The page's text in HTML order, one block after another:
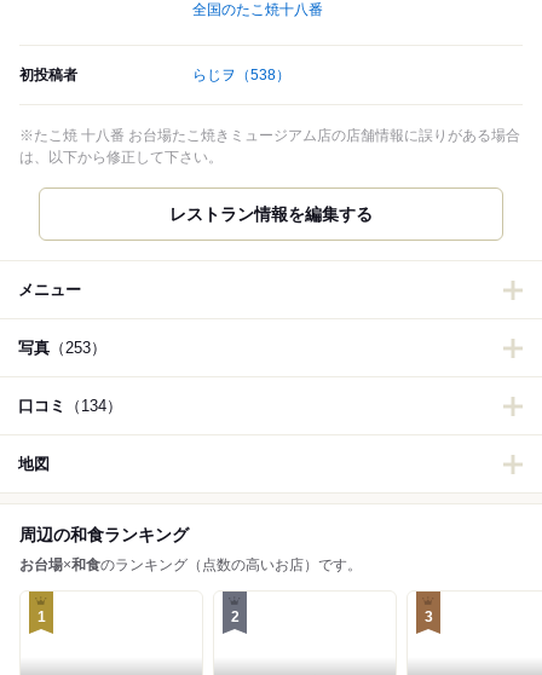
全国のたこ焼十八番
初投稿者 らじヲ （538）
※たこ焼 十八番 お台場たこ焼きミュージアム店の店舗情報に誤りがある場合
は、以下から修正して下さい。
レストラン情報を編集する
メニュー
写真 （253）
口コミ （134）
地図
周辺の和食ランキング
お台場×和食のランキング（点数の高いお店）です。
1 2 3